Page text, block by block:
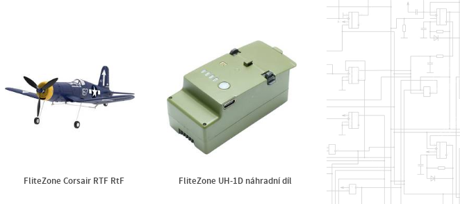
FliteZone Corsair RTF RtF FliteZone UH-1D náhradní díl